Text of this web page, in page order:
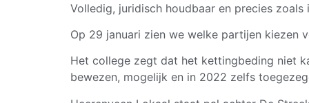
Volledig, juridisch houdbaar en precies
Op 29 januari zien we welke partijen
Het college zegt dat het kettingbeding niet
bewezen, mogelijk en in 2022 zelfs